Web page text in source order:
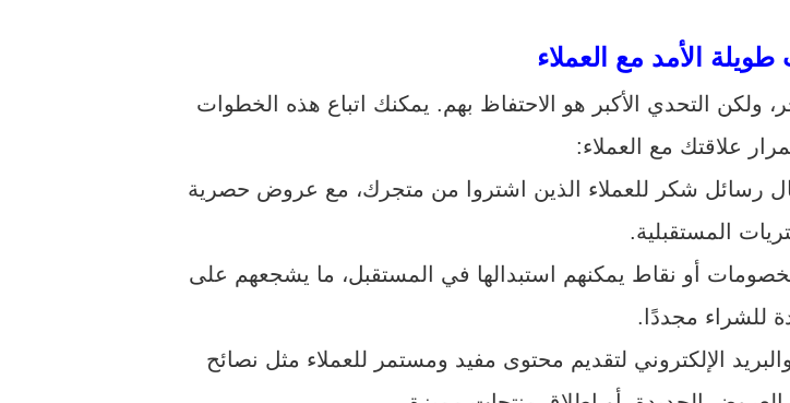
طويلة الأمد مع العملاء
ولكن التحدي الأكبر هو الاحتفاظ بهم. يمكنك اتباع هذه الخطوات
علاقتك مع العملاء:
رسائل شكر للعملاء الذين اشتروا من متجرك، مع عروض حصرية
المستقبلية.
بخصومات أو نقاط يمكنهم استبدالها في المستقبل، ما يشجعهم على
للشراء مجددًا.
الإلكتروني لتقديم محتوى مفيد ومستمر للعملاء مثل نصائح